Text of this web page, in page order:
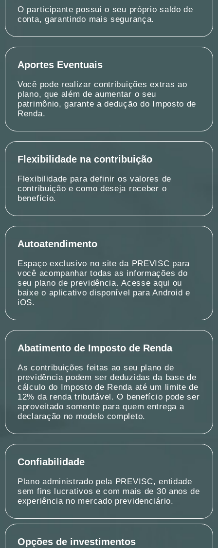
O participante possui o seu próprio saldo de
conta, garantindo mais segurança.
Aportes Eventuais
Você pode realizar contribuições extras ao
plano, que além de aumentar o seu
patrimônio, garante a dedução do Imposto de
Renda.
Flexibilidade na contribuição
Flexibilidade para definir os valores de
contribuição e como deseja receber o
benefício.
Autoatendimento
Espaço exclusivo no site da PREVISC para
você acompanhar todas as informações do
seu plano de previdência. Acesse aqui ou
baixe o aplicativo disponível para Android e
iOS.
Abatimento de Imposto de Renda
As contribuições feitas ao seu plano de
previdência podem ser deduzidas da base de
cálculo do Imposto de Renda até um limite de
12% da renda tributável. O benefício pode ser
aproveitado somente para quem entrega a
declaração no modelo completo.
Confiabilidade
Plano administrado pela PREVISC, entidade
sem fins lucrativos e com mais de 30 anos de
experiência no mercado previdenciário.
Opções de investimentos